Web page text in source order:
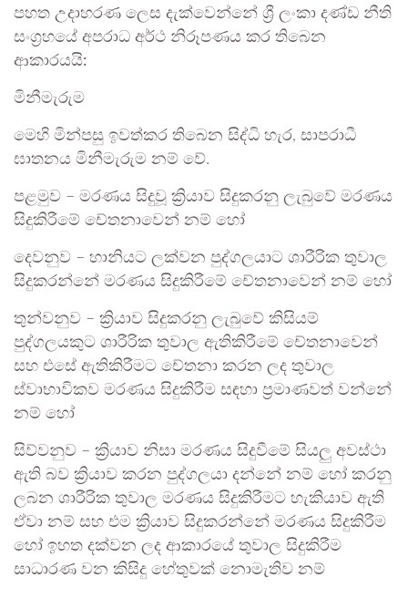
පහත උදාහරණ ලෙස දැක්වෙන්නේ ශ්‍රී ලංකා දණ්ඩ නීති
සංග්‍රහයේ අපරාධ අර්ථ නිරූපණය කර තිබෙන
ආකාරයයි:
මිනීමැරුම
මෙහි මින්පසු ඉවත්කර තිබෙන සිද්ධි හැර, සාපරාධී
ඝාතනය මිනීමැරුම නම් වේ.
පළමුව – මරණය සිදුවූ ක්‍රියාව සිදුකරනු ලැබුවේ මරණය
සිදුකිරීමේ චේතනාවෙන් නම් හෝ
දෙවනුව – හානියට ලක්වන පුද්ගලයාට ශාරීරික තුවාල
සිදුකරන්නේ මරණය සිදුකිරීමේ චේතනාවෙන් නම් හෝ
තුන්වනුව – ක්‍රියාව සිදුකරනු ලැබුවේ කිසියම්
පුද්ගලයකුට ශාරීරික තුවාල ඇතිකිරීමේ චේතනාවෙන්
සහ එසේ ඇතිකිරීමට චේතනා කරන ලද තුවාල
ස්වාභාවිකව මරණය සිදුකිරීම සඳහා ප්‍රමාණවත් වන්නේ
නම් හෝ
සිව්වනුව – ක්‍රියාව නිසා මරණය සිදුවීමේ සියලු අවස්ථා
ඇති බව ක්‍රියාව කරන පුද්ගලයා දන්නේ නම් හෝ කරනු
ලබන ශාරීරික තුවාල මරණය සිදුකිරීමට හැකියාව ඇති
ඒවා නම් සහ එම ක්‍රියාව සිදුකරන්නේ මරණය සිදුකිරීම
හෝ ඉහත දක්වන ලද ආකාරයේ තුවාල සිදුකිරීම
සාධාරණ වන කිසිදු හේතුවක් නොමැතිව නම්